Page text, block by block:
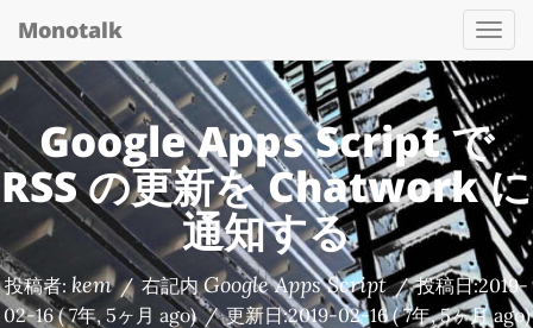
Monotalk
Google Apps Script で
RSS の更新を Chatwork に
通知する
投稿者: kem / 右記内Google Apps Script / 投稿日:2019-
02-16( 7年, 5ヶ月 ago) / 更新日:2019-02-16( 7年, 5ヶ月 ago)